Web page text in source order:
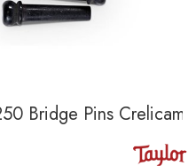
Bridge Pins Crelicam